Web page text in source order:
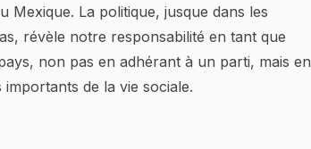
Mexique. La politique, jusque dans les
révèle notre responsabilité en tant que
non pas en adhérant à un parti, mais en
de la vie sociale.